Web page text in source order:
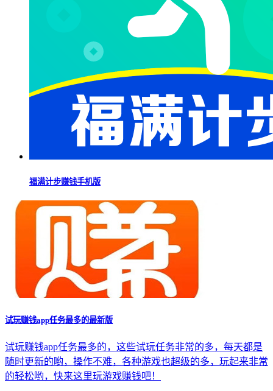
福满计步赚钱手机版
试玩赚钱app任务最多的最新版
试玩赚钱app任务最多的，这些试玩任务非常的多，每天都是
随时更新的哟，操作不难，各种游戏也超级的多，玩起来非常
的轻松哟，快来这里玩游戏赚钱吧！